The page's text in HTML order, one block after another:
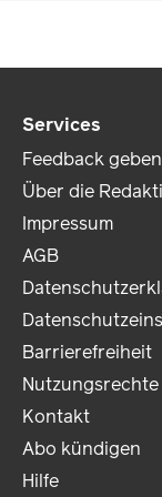
Services
Feedback geben
Über die
Impressum
AGB
Barrierefreiheit
Nutzungsrechte
Kontakt
Abo kündigen
Hilfe